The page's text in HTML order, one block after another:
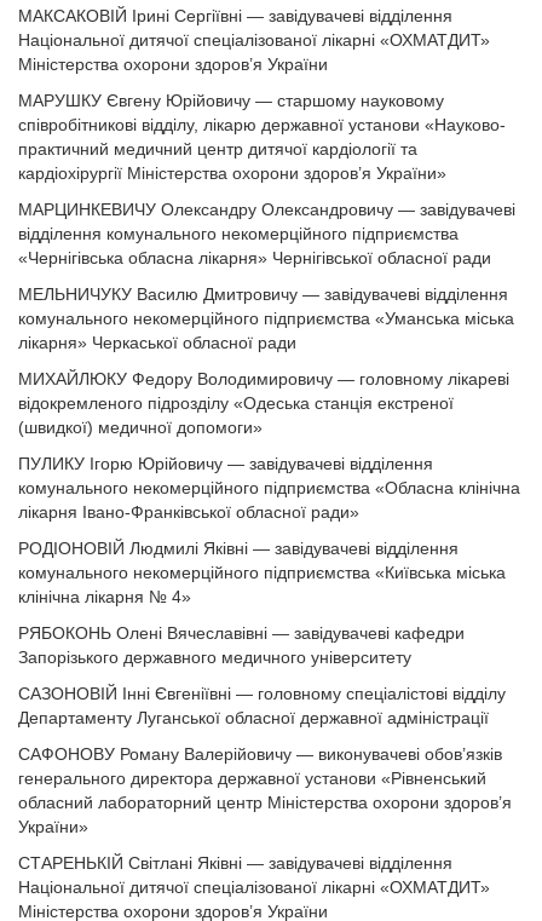
МАКСАКОВІЙ Ірині Сергіївні — завідувачеві відділення
Національної дитячої спеціалізованої лікарні «ОХМАТДИТ»
Міністерства охорони здоров’я України
МАРУШКУ Євгену Юрійовичу — старшому науковому
співробітникові відділу, лікарю державної установи «Науково-
практичний медичний центр дитячої кардіології та
кардіохірургії Міністерства охорони здоров’я України»
МАРЦИНКЕВИЧУ Олександру Олександровичу — завідувачеві
відділення комунального некомерційного підприємства
«Чернігівська обласна лікарня» Чернігівської обласної ради
МЕЛЬНИЧУКУ Василю Дмитровичу — завідувачеві відділення
комунального некомерційного підприємства «Уманська міська
лікарня» Черкаської обласної ради
МИХАЙЛЮКУ Федору Володимировичу — головному лікареві
відокремленого підрозділу «Одеська станція екстреної
(швидкої) медичної допомоги»
ПУЛИКУ Ігорю Юрійовичу — завідувачеві відділення
комунального некомерційного підприємства «Обласна клінічна
лікарня Івано-Франківської обласної ради»
РОДІОНОВІЙ Людмилі Яківні — завідувачеві відділення
комунального некомерційного підприємства «Київська міська
клінічна лікарня № 4»
РЯБОКОНЬ Олені Вячеславівні — завідувачеві кафедри
Запорізького державного медичного університету
САЗОНОВІЙ Інні Євгеніївні — головному спеціалістові відділу
Департаменту Луганської обласної державної адміністрації
САФОНОВУ Роману Валерійовичу — виконувачеві обов’язків
генерального директора державної установи «Рівненський
обласний лабораторний центр Міністерства охорони здоров’я
України»
СТАРЕНЬКІЙ Світлані Яківні — завідувачеві відділення
Національної дитячої спеціалізованої лікарні «ОХМАТДИТ»
Міністерства охорони здоров’я України